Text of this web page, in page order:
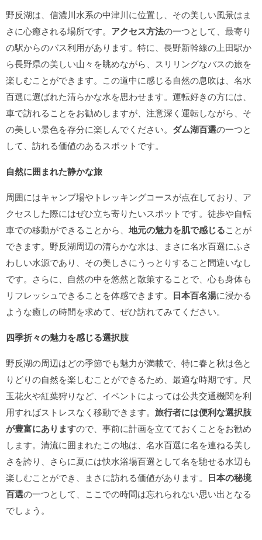
野反湖は、信濃川水系の中津川に位置し、その美しい風景はま
さに心癒される場所です。 アクセス方法の一つとして、最寄り
の駅からのバス利用があります。特に、長野新幹線の上田駅か
ら長野県の美しい山々を眺めながら、スリリングなバスの旅を
楽しむことができます。この道中に感じる自然の息吹は、名水
百選に選ばれた清らかな水を思わせます。運転好きの方には、
車で訪れることをお勧めしますが、注意深く運転しながら、そ
の美しい景色を存分に楽しんでください。 ダム湖百選の一つと
して、訪れる価値のあるスポットです。
自然に囲まれた静かな旅
周囲にはキャンプ場やトレッキングコースが点在しており、ア
クセスした際にはぜひ立ち寄りたいスポットです。徒歩や自転
車での移動ができることから、 地元の魅力を肌で感じることが
できます。野反湖周辺の清らかな水は、まさに名水百選にふさ
わしい水源であり、その美しさにうっとりすること間違いなし
です。さらに、自然の中を悠然と散策することで、心も身体も
リフレッシュできることを体感できます。 日本百名湯に浸かる
ような癒しの時間を求めて、ぜひ訪れてみてください。
四季折々の魅力を感じる選択肢
野反湖の周辺はどの季節でも魅力が満載で、特に春と秋は色と
りどりの自然を楽しむことができるため、最適な時期です。尺
玉花火や紅葉狩りなど、イベントによっては公共交通機関を利
用すればストレスなく移動できます。 旅行者には便利な選択肢
が豊富にありますので、事前に計画を立てておくことをお勧め
します。清流に囲まれたこの地は、名水百選に名を連ねる美し
さを誇り、さらに夏には快水浴場百選として名を馳せる水辺も
楽しむことができ、まさに訪れる価値があります。 日本の秘境
百選の一つとして、ここでの時間は忘れられない思い出となる
でしょう。